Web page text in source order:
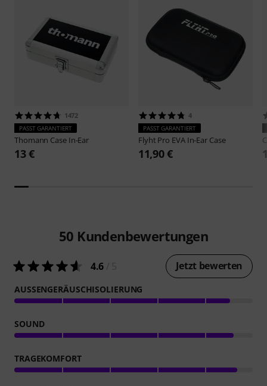
1472
PASST GARANTIERT
Thomann Case In-Ear
13 €
4
PASST GARANTIERT
Flyht Pro EVA In-Ear Case
11,90 €
50 Kundenbewertungen
4.6 Jetzt bewerten
AUSSENGERÄUSCHISOLIERUNG
SOUND
TRAGEKOMFORT